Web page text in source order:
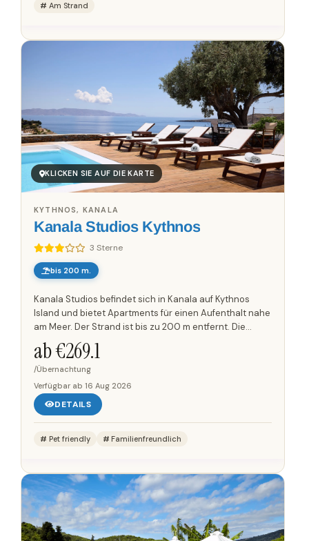
Am Strand
KLICKEN SIE AUF DIE KARTE
Kanala Studios Kythnos
3 Sterne
KYTHNOS, KANALA
bis 200 m.
Kanala Studios befindet sich in Kanala auf Kythnos
Island und bietet Apartments für einen Aufenthalt nahe
am Meer. Der Strand ist bis zu 200 m entfernt. Die
Unterkunft wird mit Blick auf die Ägäis, den langen
Sandstrand...
ab €269.1
/Übernachtung
Verfügbar ab 16 Aug 2026
DETAILS
Pet friendly Familienfreundlich